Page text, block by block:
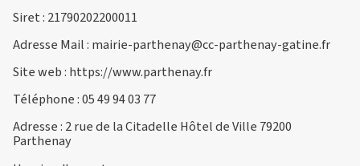
Siret : 21790202200011
Adresse Mail : mairie-parthenay@cc-parthenay-gatine.fr
Site web : https://www.parthenay.fr
Téléphone :05 49 94 03 77
Adresse : 2 rue de la Citadelle Hôtel de Ville 79200
Parthenay